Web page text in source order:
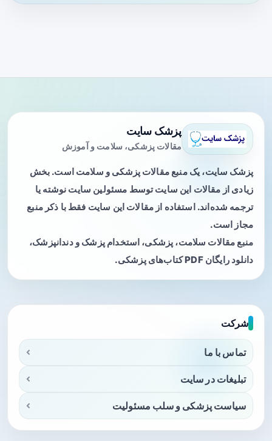
پزشک سایت
مقالات پزشکی، سلامت و آموزش
پزشک سایت، یک منبع مقالات پزشکی و سلامت است. بخش
زیادی از مقالات این سایت توسط مسئولین سایت نوشته یا
ترجمه شده‌اند. استفاده از مقالات این سایت فقط با ذکر منبع
مجاز است.
منبع مقالات سلامت، پزشکی، استخدام پزشک و دندانپزشک،
دانلود رایگان PDF کتاب‌های پزشکی.
شرکت
تماس با ما
تبلیغات در سایت
سیاست پزشکی و سلب مسئولیت